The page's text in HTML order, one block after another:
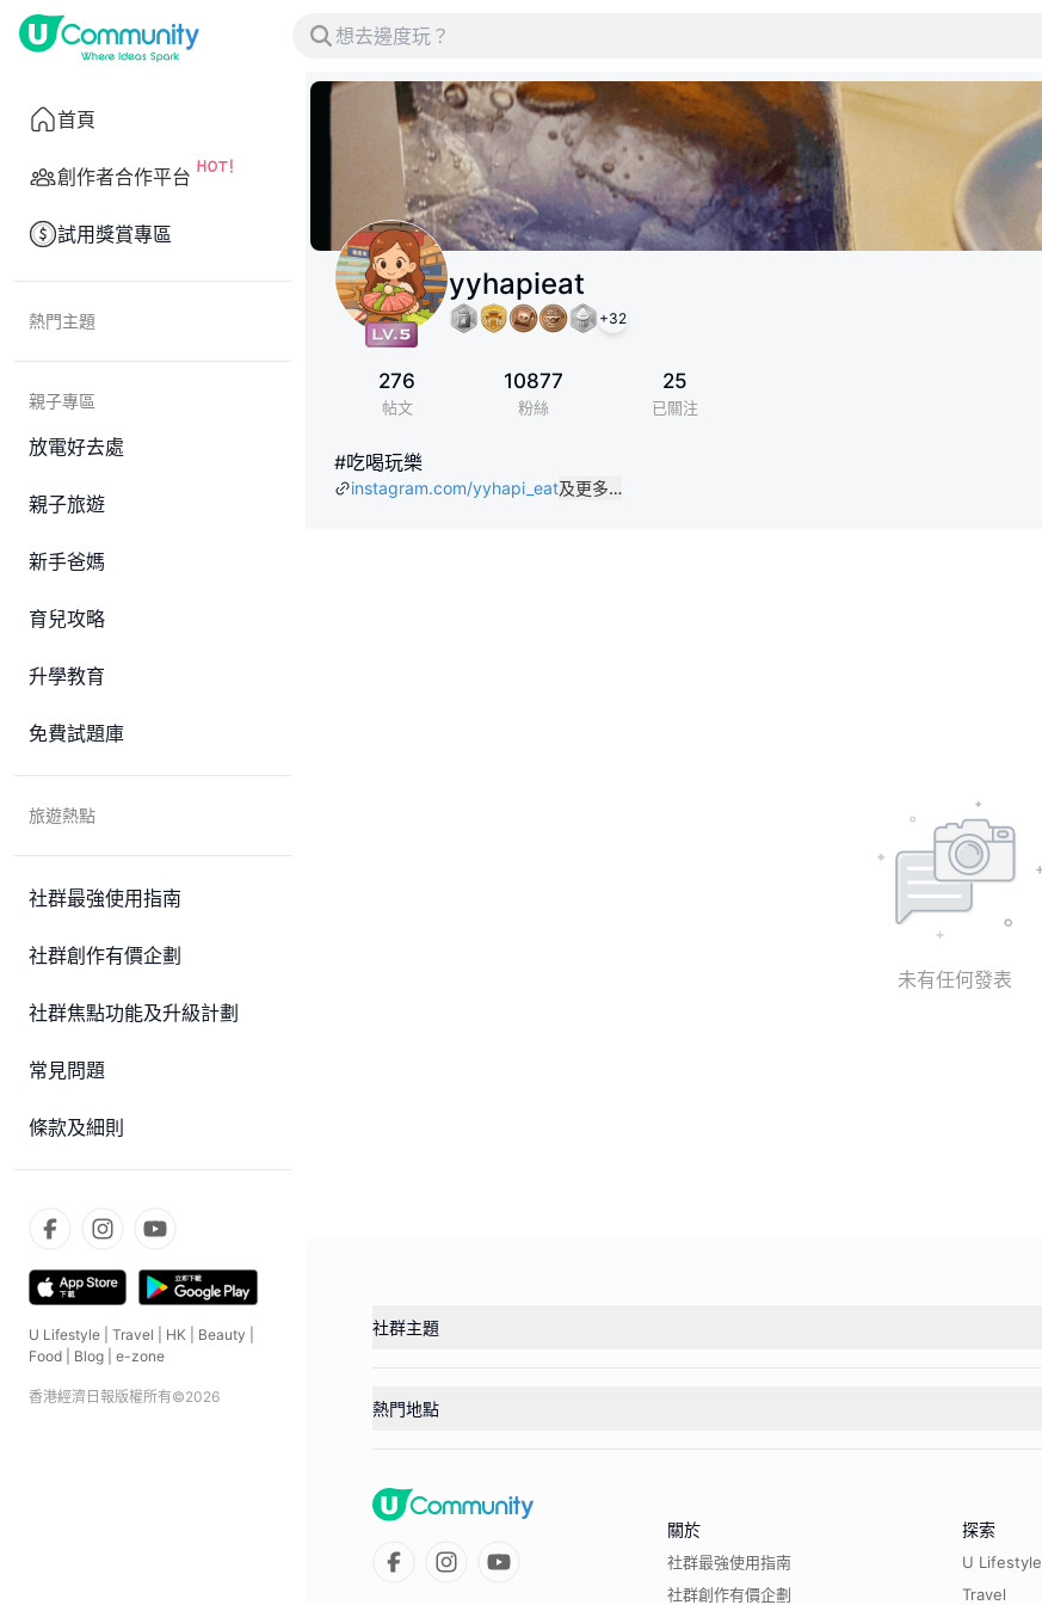
首頁
創作者合作平台
試用獎賞專區
熱門主題
親子專區
放電好去處
親子旅遊
新手爸媽
育兒攻略
升學教育
免費試題庫
旅遊熱點
社群最強使用指南
社群創作有價企劃
社群焦點功能及升級計劃
常見問題
條款及細則
U Lifestyle Travel HK Beauty
Food
Blog e-zone
香港經濟日報版權所有©2026
yyhapieat
+32
276
帖文
10877
粉絲
25
已關注
#吃喝玩樂
instagram.com/yyhapi_eat及更多…
未有任何發表
社群主題
熱門地點
關於
社群最強使用指南
社群創作有價企劃
探索
U Lifestyle
Travel